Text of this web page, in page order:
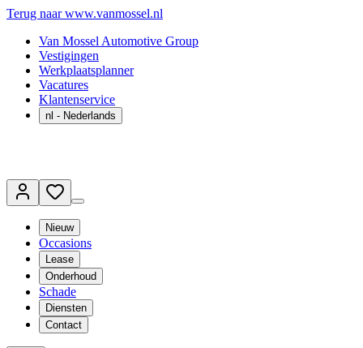
Terug naar www.vanmossel.nl
Van Mossel Automotive Group
Vestigingen
Werkplaatsplanner
Vacatures
Klantenservice
nl - Nederlands
Nieuw
Occasions
Lease
Onderhoud
Schade
Diensten
Contact